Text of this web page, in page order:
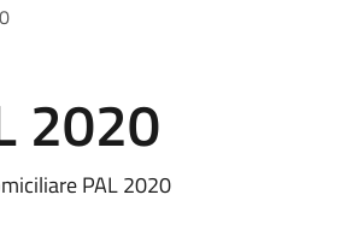
2020
PAL 2020